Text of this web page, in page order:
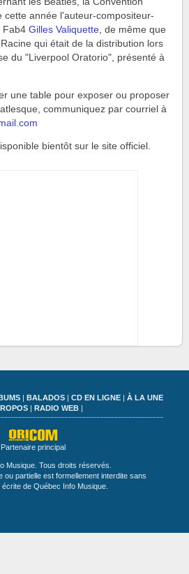
cette année l'auteur-compositeur-
Fab4 Gilles Valiquette, de même que
qui était de la distribution lors
du "Liverpool Oratorio", présenté à
une table pour exposer ou proposer
communiquez par courriel à
bientôt sur le site officiel.
| BALADOS| CD EN LIGNE| À LA UNE
| RADIO WEB|
Partenaire principal
Musique. Tous droits réservés.
ou partielle est formellement interdite sans
de Québec Info Musique.